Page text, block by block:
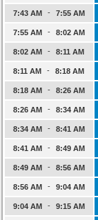
7:43 AM - 7:55 AM
7:55 AM - 8:02 AM
8:02 AM - 8:11 AM
8:11 AM - 8:18 AM
8:18 AM - 8:26 AM
8:26 AM - 8:34 AM
8:34 AM - 8:41 AM
8:41 AM - 8:49 AM
8:49 AM - 8:56 AM
8:56 AM - 9:04 AM
9:04 AM - 9:15 AM